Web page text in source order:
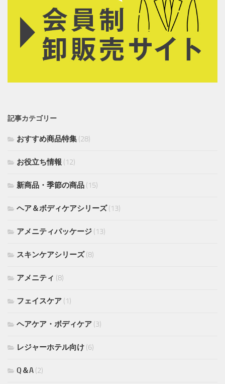
記事カテゴリー
おすすめ商品特集 (28)
お役立ち情報 (12)
新商品・季節の商品 (15)
ヘア＆ボディケアシリーズ(13)
アメニティパッケージ (13)
スキンケアシリーズ(8)
アメニティ (8)
フェイスケア (1)
ヘアケア・ボディケア (3)
レジャーホテル向け (6)
Q＆A (2)